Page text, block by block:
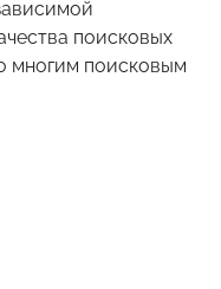
поисковых
многим поисковым